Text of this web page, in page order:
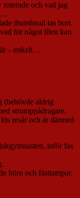
och vad jag
thumbnail tas bort.
för något filen kan
– enkelt…
(behövde aldrig
strumppådragare.
resår och är därmed
inför fas
hörn och fästtampar.